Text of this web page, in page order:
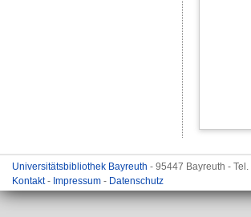
Universitätsbibliothek Bayreuth - 95447 Bayreuth -
Kontakt- Impressum - Datenschutz